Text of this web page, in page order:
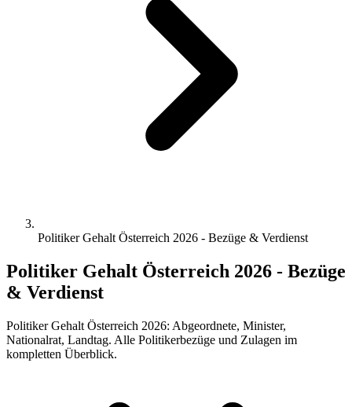
Politiker Gehalt Österreich 2026 - Bezüge & Verdienst
Politiker Gehalt Österreich 2026 - Bezüge
& Verdienst
Politiker Gehalt Österreich 2026: Abgeordnete, Minister,
Nationalrat, Landtag. Alle Politikerbezüge und Zulagen im
kompletten Überblick.